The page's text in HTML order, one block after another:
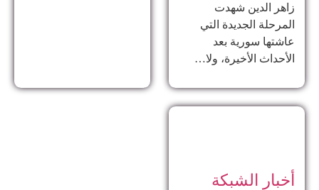
زاهر الدين ​شهدت
المرحلة الجديدة التي
عاشتها سورية بعد
الأحداث الأخيرة، ولا…
أخبار الشبكة